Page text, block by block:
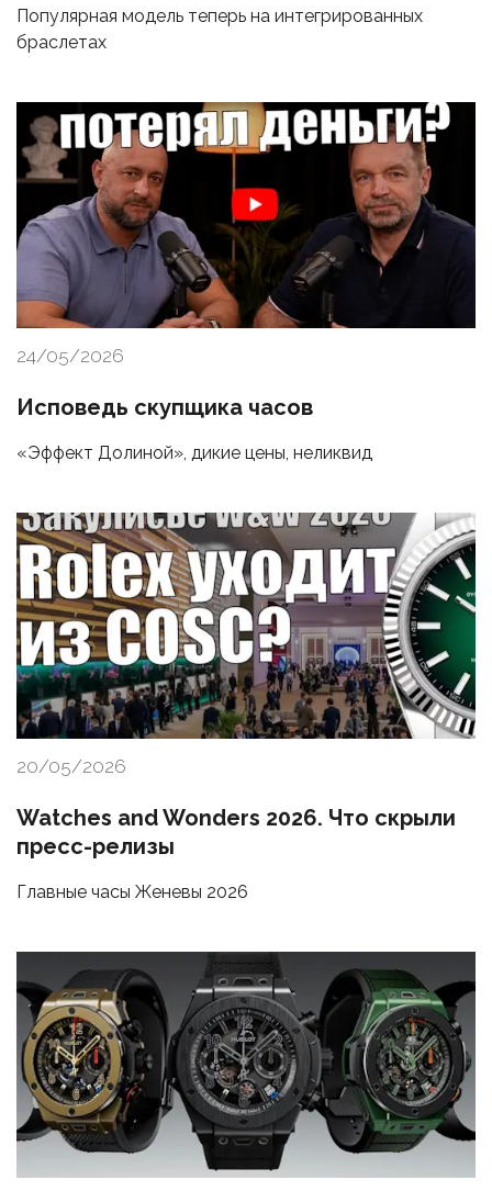
Популярная модель теперь на интегрированных
браслетах
24/05/2026
Исповедь скупщика часов
«Эффект Долиной», дикие цены, неликвид
20/05/2026
Watches and Wonders 2026. Что скрыли
пресс-релизы
Главные часы Женевы 2026